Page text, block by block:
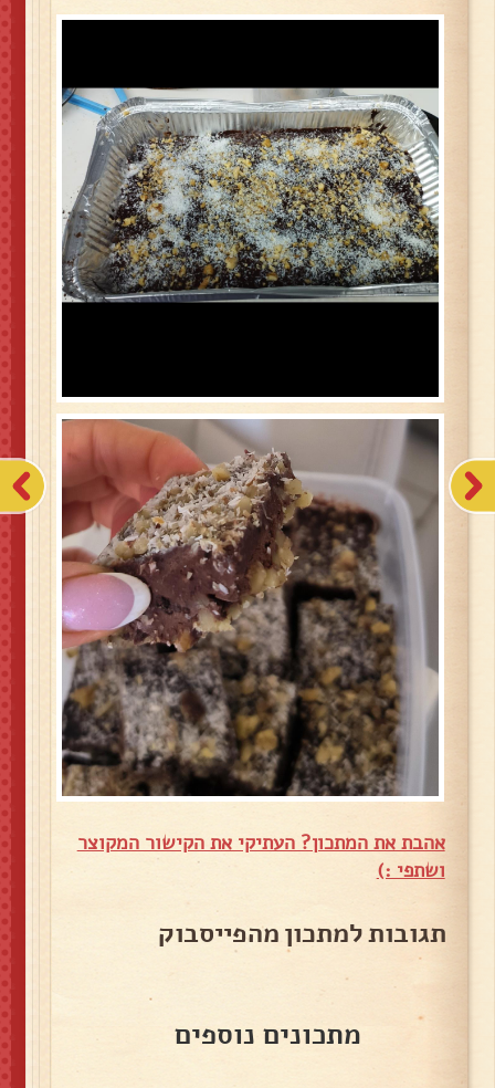
אהבת את המתכון? העתיקי את הקישור המקוצר
ושתפי :)
תגובות למתכון מהפייסבוק
מתכונים נוספים